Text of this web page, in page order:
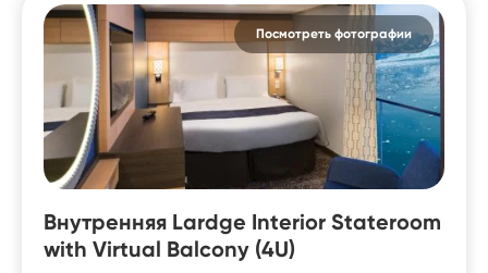
Посмотреть фотографии
Внутренняя Lardge Interior Stateroom
with Virtual Balcony (4U)